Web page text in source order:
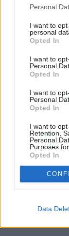
negar su
de su
rechazar tal
cualquier
visitando
Personal
I want to
personal
Opted In
I want to
Personal
Opted In
I want to
Personal
Opted In
I want to
Retention,
Personal
Purposes
Opted In
Data